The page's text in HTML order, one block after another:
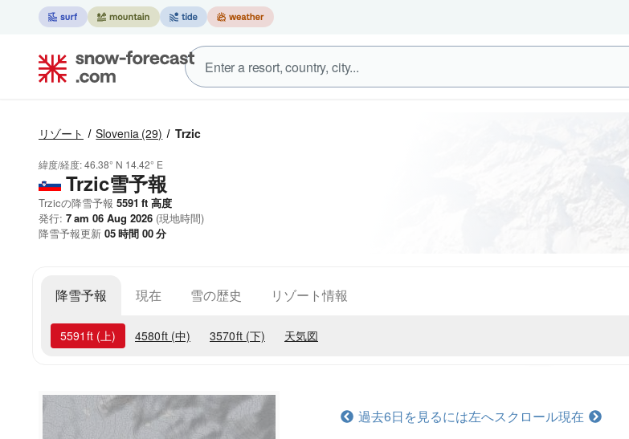
リゾート Slovenia (29) Trzic
緯度/経度:46.38° N 14.42° E
Trzic雪予報
Trzicの降雪予報 5591 ft 高度
発行: 7 am 06 Aug 2026 (現地時間)
降雪予報更新 05時間 00分
降雪予報 現在 雪の歴史 リゾート情報
5591 ft (上) 4580ft (中) 3570ft (下) 天気図
過去6日を見るには左へスクロール現在